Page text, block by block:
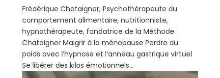
Frédérique Chataigner, Psychothérapeute du
comportement alimentaire, nutritionniste,
hypnothérapeute, fondatrice de la Méthode
Chataigner Maigrir à la ménopause Perdre du
poids avec l’hypnose et l’anneau gastrique virtuel
Se libérer des kilos émotionnels...